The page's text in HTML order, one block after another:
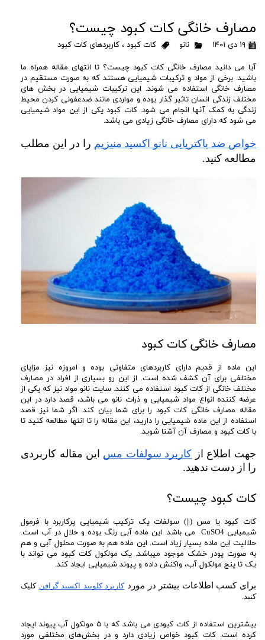
مصارف خانگی کات کبود چیست؟
۱۹ دی ۱۴۰۱ نانو کات کبود ،کاربردهای کات کبود
آیا می دانید مصارف خانگی کات کبود چیست؟ تا انتهای مقاله همراه ما
باشید. برخی از مواد و ترکیبات شیمیایی هستند که به صورت مستقیم در
مصارف خانگی استفاده می شوند. این ترکیبات شیمیایی در بخش های
مختلف زندگی انسان تاثیر گذار بوده و مواردی مانند ضدعفونی کردن محیط
زندگی به کمک آنها انجام می شود. کات کبود یکی از این مواد شیمیایی
می شود که دارای مصارف خانگی زیادی می باشد.
خواص ضد باکتریایی نانو اکسید منیزیم
مطالعه کنید.
مصارف خانگی کات کبود
این ماده از قدیم دارای کاربردهای متفاوتی بوده و امروزه نیز مزایای
مختلفی برای آن کشف شده است. از این رو بسیاری از افراد در مصارف
مختلف خانگی از کات کبود استفاده می کنند. سایت نانو مواد نیز که یکی از
عرضه کننده انواع مواد شیمیایی و ذرات نانو می باشد، قصد دارد در این
مقاله مصارف خانگی کات کبود را برای شما بیان کند. اگر شما نیز قصد
استفاده از این ماده شیمیایی را دارید، این مقاله را تا انتها مطالعه کنید تا
با کات کبود و مصارف آن آشنا شوید.
جهت اطلاع از کاربرد سولفات مس
را از دست ندهید.
کات کبود چیست؟
کات کبود یا مس (||) سولفات یک ترکیب شیمیایی پرکاربرد با فرمول
شیمیایی CuSO4 می باشد. این ماده آبی رنگ بوده و حلال در آب است.
حلالیت این ماده بسیار زیاد است. این ماده هم به صورت محلول آبی و هم
به صورت پودر خشک موجود میباشد. یک مولکول کات کبود می تواند با
یک تا پنج مولکول آب، واکنش داده و پیوند شیمیایی ایجاد کند‌.
برای کسب اطلاعات بیشتر در مورد کاربرد کلویید اکسید گرافن
کلیک
کنید.
بیشترین استفاده از کات کبودی می باشد که با ۵ مولکول آب پیوند ایجاد
کرده است. کات کبود خواص زیادی دارد و در بخش‌های مختلفی مورد